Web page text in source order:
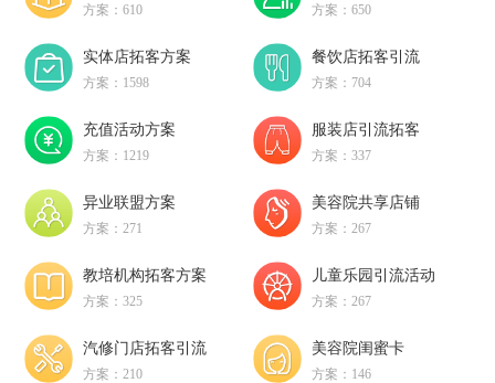
方案：610 方案：650
实体店拓客方案
方案：1598
餐饮店拓客引流
方案：704
充值活动方案
方案：1219
服装店引流拓客
方案：337
异业联盟方案
方案：271
美容院共享店铺
方案：267
教培机构拓客方案
方案：325
儿童乐园引流活动
方案：267
汽修门店拓客引流
方案：210
美容院闺蜜卡
方案：146